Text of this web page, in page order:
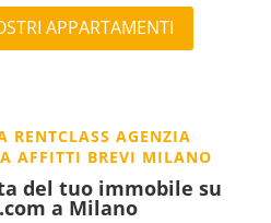
APPARTAMENTI
RENTCLASS AGENZIA
AFFITTI BREVI MILANO
del tuo immobile su
a Milano